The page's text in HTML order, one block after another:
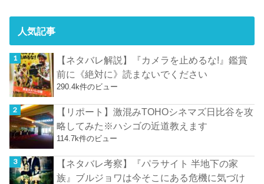
人気記事
【ネタバレ解説】『カメラを止めるな!』鑑賞
前に《絶対に》読まないでください
290.4k件のビュー
【リポート】激混みTOHOシネマズ日比谷を攻
略してみた※ハシゴの近道教えます
114.7k件のビュー
【ネタバレ考察】『パラサイト 半地下の家
族』ブルジョワは今そこにある危機に気づけ